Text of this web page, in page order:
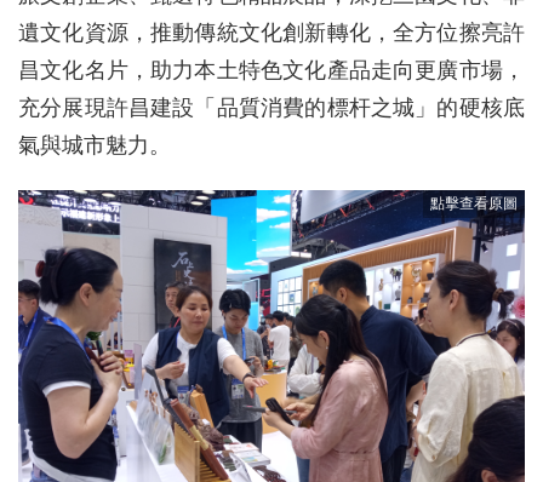
遺文化資源，推動傳統文化創新轉化，全方位擦亮許
昌文化名片，助力本土特色文化產品走向更廣市場，
充分展現許昌建設「品質消費的標杆之城」的硬核底
氣與城市魅力。